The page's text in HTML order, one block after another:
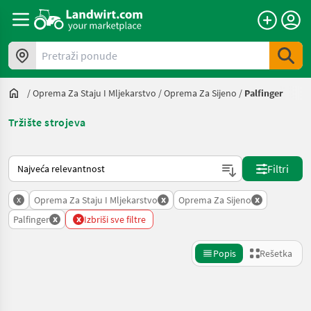
Pretraži ponude
/Oprema Za Staju I Mljekarstvo /Oprema Za Sijeno / Palfinger
Tržište strojeva
Tako se sortira na Landwirt.com
Filtri
x Oprema Za Staju I Mljekarstvo x Oprema Za Sijeno x
Palfinger x x Izbriši sve filtre
Popis Rešetka